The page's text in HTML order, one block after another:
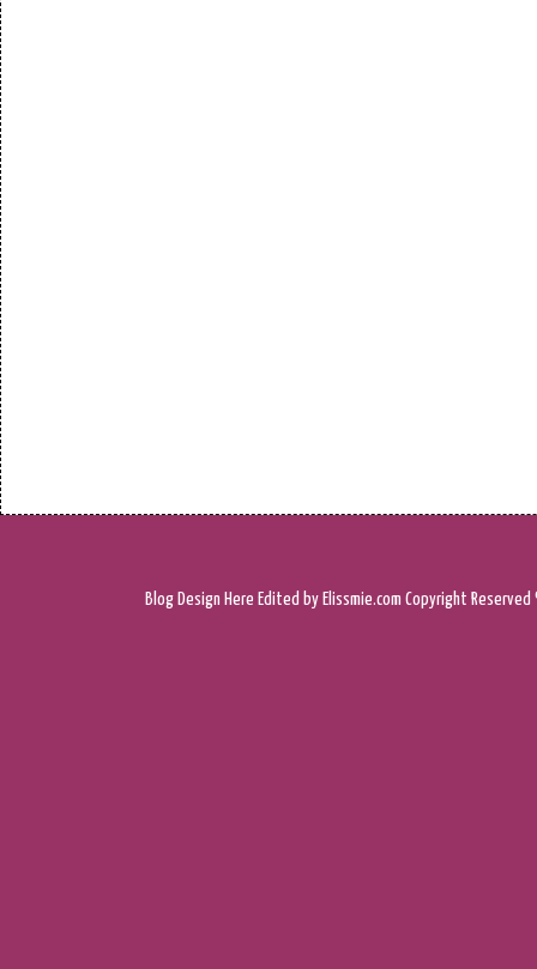
Blog Design Here Edited by Elissmie.com Copyright Reserved